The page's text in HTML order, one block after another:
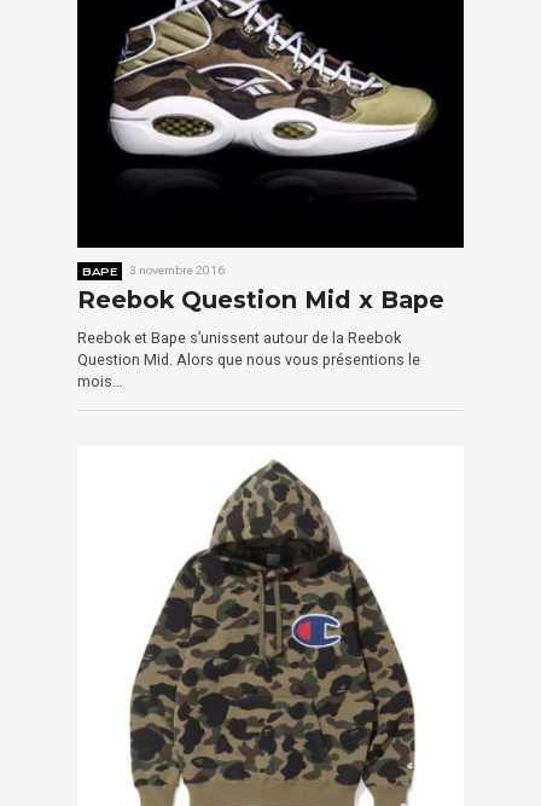
BAPE 3 novembre 2016
Reebok Question Mid x Bape
Reebok et Bape s’unissent autour de la Reebok
Question Mid. Alors que nous vous présentions le
mois…